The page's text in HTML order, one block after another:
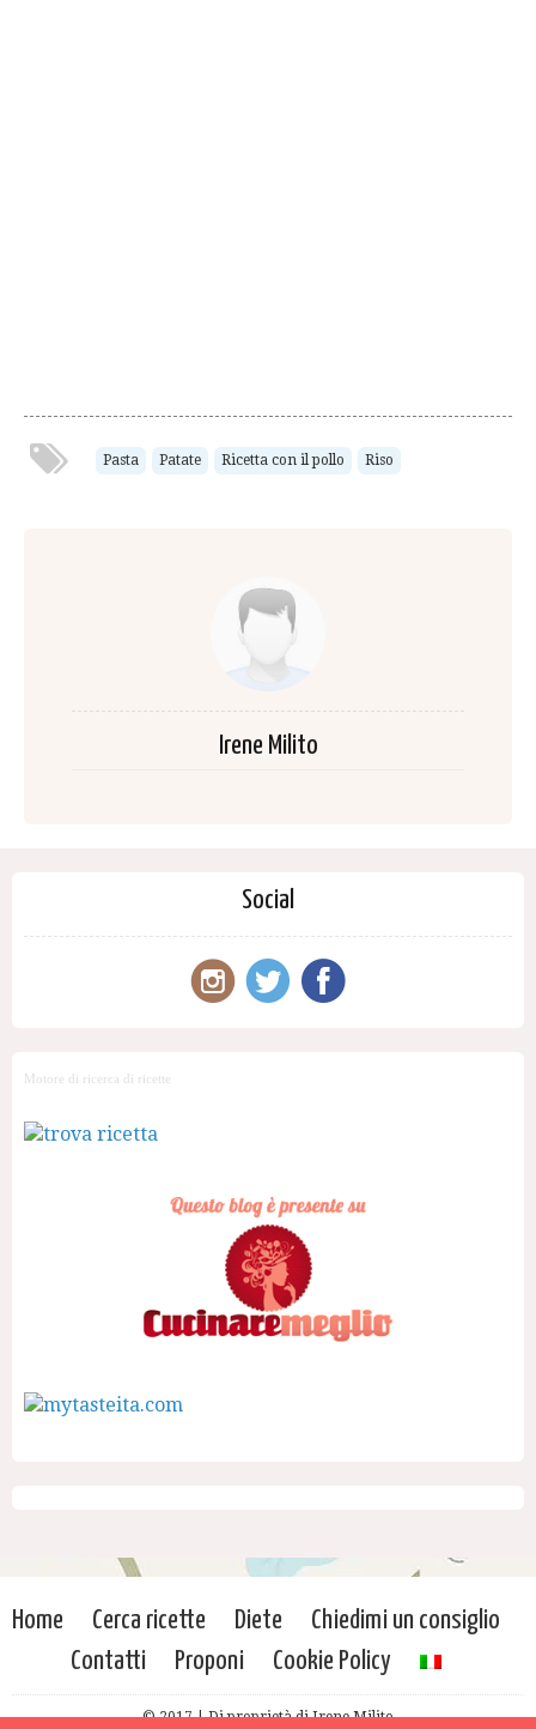
Pasta Patate Ricetta con il pollo Riso
Irene Milito
Social
Motore di ricerca di ricette
Home Cerca ricette Diete
Chiedimi un consiglio
Contatti
Proponi Cookie Policy
© 2017 | Di proprietà di Irene Milito